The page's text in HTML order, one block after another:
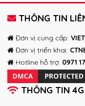
THÔNG TIN
Đơn vị cung cấp:
Đơn vị triển khai:
Hotline hỗ trợ: 0971
THÔNG TIN 4G